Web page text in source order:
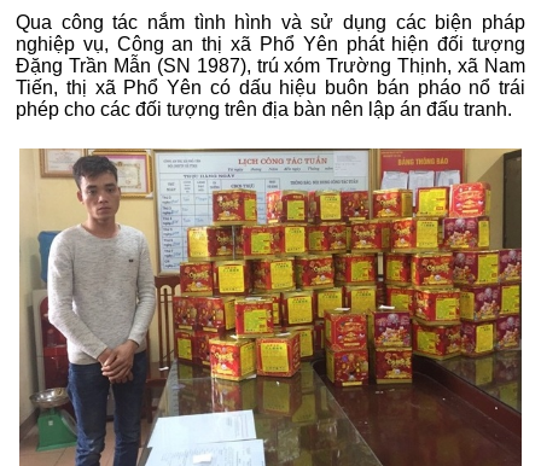
Qua công tác nắm tình hình và sử dụng các biện pháp
nghiệp vụ, Công an thị xã Phổ Yên phát hiện đối tượng
Đặng Trần Mẫn (SN 1987), trú xóm Trường Thịnh, xã Nam
Tiến, thị xã Phổ Yên có dấu hiệu buôn bán pháo nổ trái
phép cho các đối tượng trên địa bàn nên lập án đấu tranh.